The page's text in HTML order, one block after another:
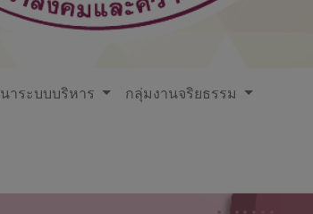
าระบบบริหาร กลุ่มงานจริยธรรม